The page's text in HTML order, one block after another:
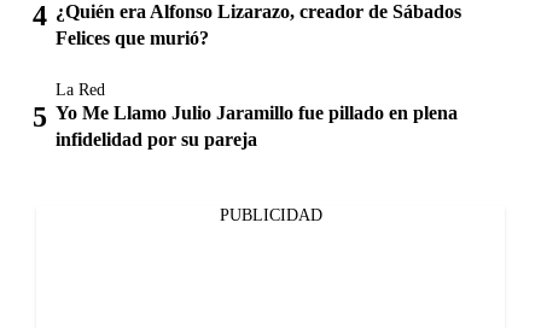
¿Quién era Alfonso Lizarazo, creador de Sábados
Felices que murió?
La Red
Yo Me Llamo Julio Jaramillo fue pillado en plena
infidelidad por su pareja
PUBLICIDAD